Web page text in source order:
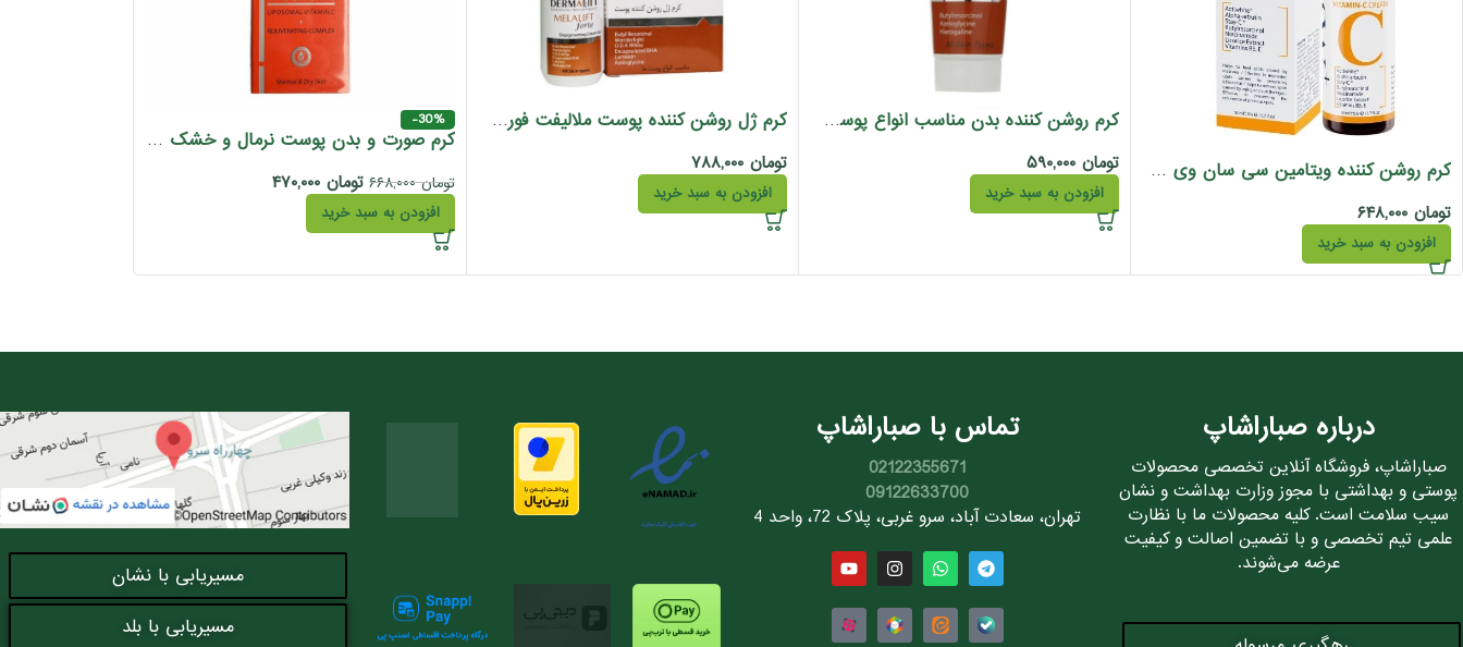
کرم روشن کننده ویتامین سی سان وی 30 میل
تومان
افزودن به سبد خرید
کرم روشن کننده بدن مناسب انواع پوست ملالیفت درمالیفت 75 میل
تومان
افزودن به سبد خرید
کرم ژل روشن کننده پوست ملالیفت فورت درمالیفت ۵۰ میل
تومان
افزودن به سبد خرید
-30%
کرم صورت و بدن پوست نرمال و خشک حاوی ویتامین سی درمالیفت 40 میل
تومان۶۶۸,۰۰۰ تومان
افزودن به سبد خرید
درباره صباراشاپ
صباراشاپ، فروشگاه آنلاین تخصصی محصولات
پوستی و بهداشتی با مجوز وزارت بهداشت و نشان
سیب سلامت است. کلیه محصولات ما با نظارت
علمی تیم تخصصی و با تضمین اصالت و کیفیت
عرضه می‌شوند.
تماس با صباراشاپ
02122355671
09122633700
تهران، سعادت آباد، سرو غربی، پلاک 72، واحد 4
مسیریابی با نشان
مسیریابی با بلد